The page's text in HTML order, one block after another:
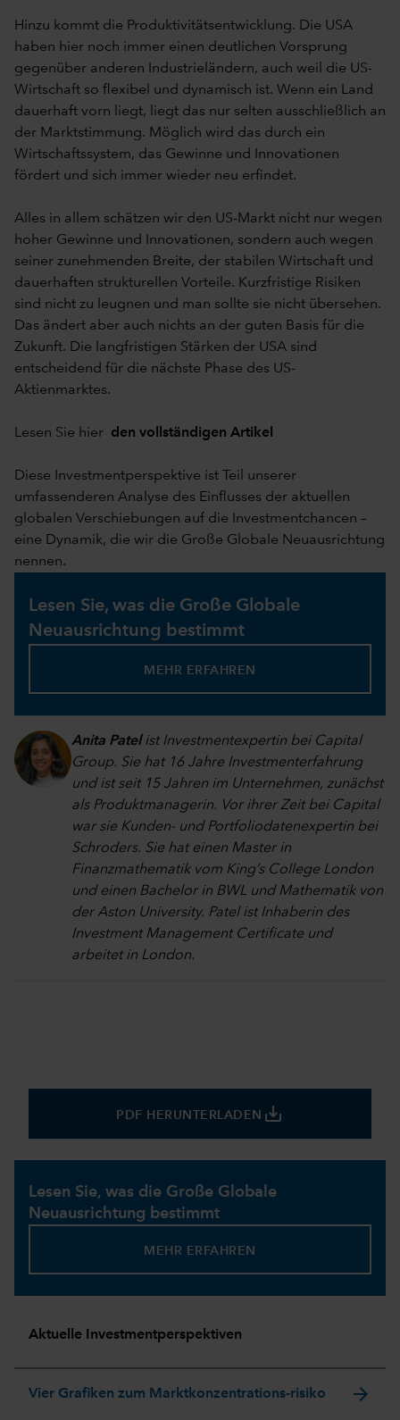
Hinzu kommt die Produktivitätsentwicklung. Die USA
haben hier noch immer einen deutlichen Vorsprung
gegenüber anderen Industrieländern, auch weil die US-
Wirtschaft so flexibel und dynamisch ist. Wenn ein Land
dauerhaft vorn liegt, liegt das nur selten ausschließlich an
der Marktstimmung. Möglich wird das durch ein
Wirtschaftssystem, das Gewinne und Innovationen
fördert und sich immer wieder neu erfindet.
Alles in allem schätzen wir den US-Markt nicht nur wegen
hoher Gewinne und Innovationen, sondern auch wegen
seiner zunehmenden Breite, der stabilen Wirtschaft und
dauerhaften strukturellen Vorteile. Kurzfristige Risiken
sind nicht zu leugnen und man sollte sie nicht übersehen.
Das ändert aber auch nichts an der guten Basis für die
Zukunft. Die langfristigen Stärken der USA sind
entscheidend für die nächste Phase des US-
Aktienmarktes.
Lesen Sie hier den vollständigen Artikel
Diese Investmentperspektive ist Teil unserer
umfassenderen Analyse des Einflusses der aktuellen
globalen Verschiebungen auf die Investmentchancen –
eine Dynamik, die wir die Große Globale Neuausrichtung
nennen.
Lesen Sie, was die Große Globale
Neuausrichtung bestimmt
MEHR ERFAHREN
Anita Patelist Investmentexpertin bei Capital
Group. Sie hat 16 Jahre Investmenterfahrung
und ist seit 15 Jahren im Unternehmen, zunächst
als Produktmanagerin. Vor ihrer Zeit bei Capital
war sie Kunden- und Portfoliodatenexpertin bei
Schroders. Sie hat einen Master in
Finanzmathematik vom King’s College London
und einen Bachelor in BWL und Mathematik von
der Aston University. Patel ist Inhaberin des
Investment Management Certificate und
arbeitet in London.
PDF HERUNTERLADEN save_alt
Lesen Sie, was die Große Globale
Neuausrichtung bestimmt
MEHR ERFAHREN
Aktuelle Investmentperspektiven
Vier Grafiken zum Marktkonzentrations-risiko arrow_forward